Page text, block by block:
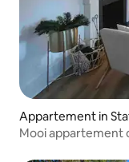
Appartement in
Mooi appartement